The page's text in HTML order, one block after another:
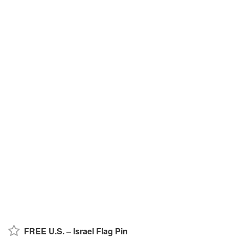
FREE U.S. – Israel Flag Pin